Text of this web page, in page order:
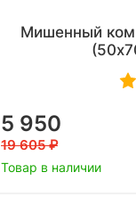
Мишенный
5 950
19 605
Товар в наличии